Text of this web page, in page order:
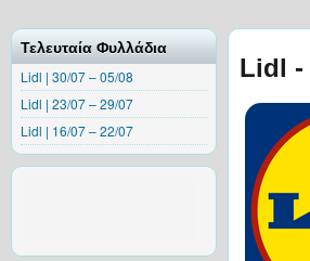
Τελευταία Φυλλάδια
Lidl | 30/07 – 05/08
Lidl | 23/07 – 29/07
Lidl | 16/07 – 22/07
Lidl -